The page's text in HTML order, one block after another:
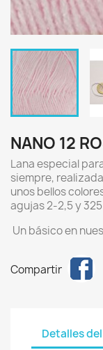
NANO 12
Lana especial
siempre,
unos bellos
agujas 2-2,5 y
Un básico en
Compartir
Detalles